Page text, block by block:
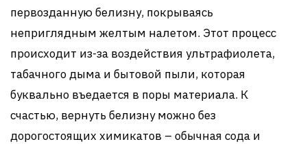
первозданную белизну, покрываясь
неприглядным желтым налетом. Этот процесс
происходит из-за воздействия ультрафиолета,
табачного дыма и бытовой пыли, которая
буквально въедается в поры материала. К
счастью, вернуть белизну можно без
дорогостоящих химикатов – обычная сода и